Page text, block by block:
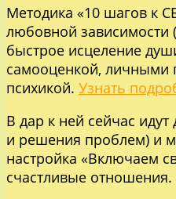
Методика «10 шагов к
любовной зависимости
быстрое исцеление
самооценкой, личными
психикой. Узнать
В дар к ней сейчас
и решения проблем) и
настройка «Включаем
счастливые отношения.